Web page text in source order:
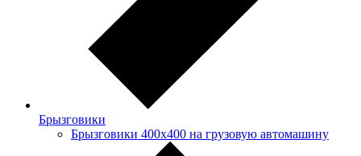
Брызговики
Брызговики 400х400 на грузовую автомашину